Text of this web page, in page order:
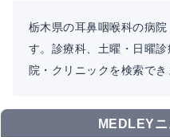
栃木県の耳鼻咽喉科の病
す。診療科、土曜・日曜
院・クリニックを検索でき
MEDLEY